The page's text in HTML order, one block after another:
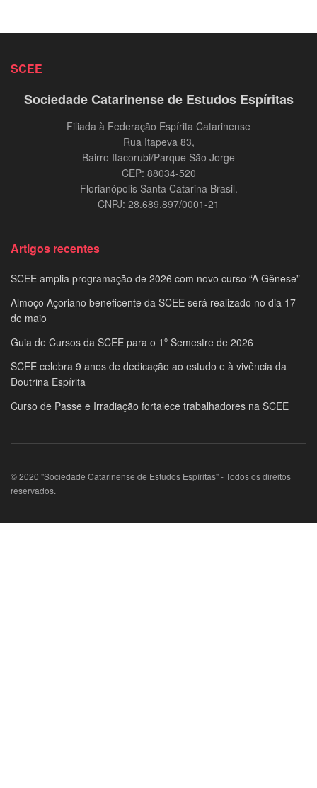
SCEE
Sociedade Catarinense de Estudos Espíritas
Filiada à Federação Espírita Catarinense
Rua Itapeva 83,
Bairro Itacorubi/Parque São Jorge
CEP: 88034-520
Florianópolis Santa Catarina Brasil.
CNPJ: 28.689.897/0001-21
Artigos recentes
SCEE amplia programação de 2026 com novo curso “A Gênese”
Almoço Açoriano beneficente da SCEE será realizado no dia 17
de maio
Guia de Cursos da SCEE para o 1º Semestre de 2026
SCEE celebra 9 anos de dedicação ao estudo e à vivência da
Doutrina Espírita
Curso de Passe e Irradiação fortalece trabalhadores na SCEE
© 2020 "Sociedade Catarinense de Estudos Espíritas" - Todos os direitos
reservados.